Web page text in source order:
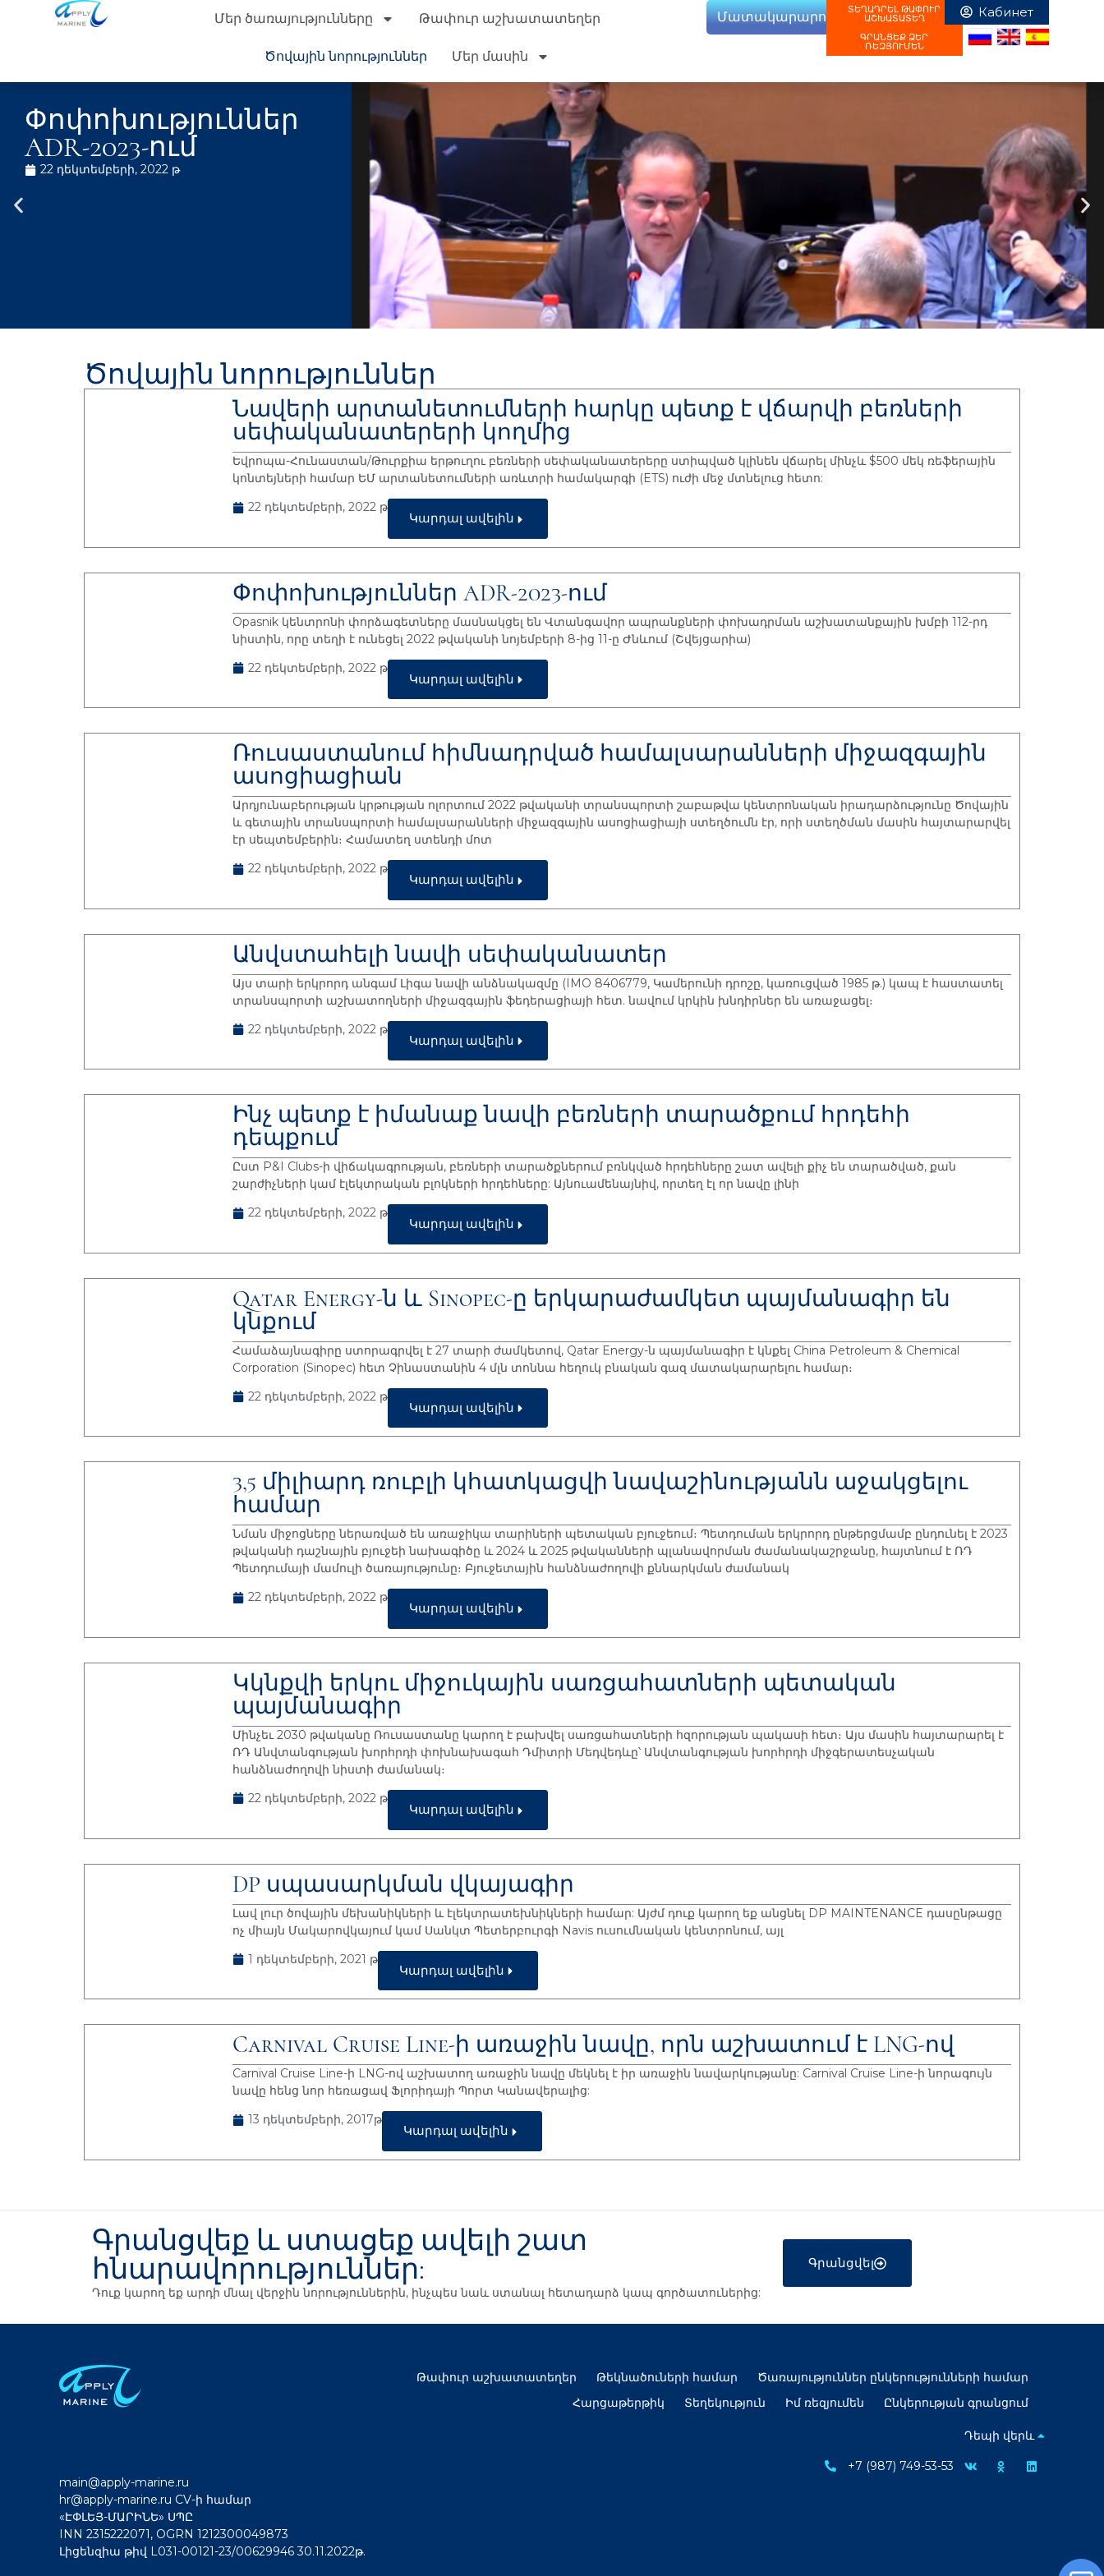
Մեր ծառայությունները Թափուր աշխատատեղեր
Ծովային նորություններ Մեր մասին
Մատակարարում ՏԵՂԱԴՐԵԼ ԹԱՓՈՒՐ
ԱՇԽԱՏԱՏԵՂ
ԳՐԱՆՑԵՔ ՁԵՐ
ՌԵԶՅՈՒՄԵՆ
Փոփոխություններ
ADR-2023-ում
22 դեկտեմբերի, 2022 թ
Ծովային նորություններ
Նավերի արտանետումների հարկը պետք է վճարվի բեռների
սեփականատերերի կողմից
Եվրոպա-Հունաստան/Թուրքիա երթուղու բեռների սեփականատերերը ստիպված կլինեն վճարել մինչև $500 մեկ ռեֆերային
կոնտեյների համար ԵՄ արտանետումների առևտրի համակարգի (ETS) ուժի մեջ մտնելուց հետո:
22 դեկտեմբերի, 2022 թ
Կարդալ ավելին
Փոփոխություններ ADR-2023-ում
Opasnik կենտրոնի փորձագետները մասնակցել են Վտանգավոր ապրանքների փոխադրման աշխատանքային խմբի 112-րդ
նիստին, որը տեղի է ունեցել 2022 թվականի նոյեմբերի 8-ից 11-ը Ժնևում (Շվեյցարիա)
22 դեկտեմբերի, 2022 թ
Կարդալ ավելին
Ռուսաստանում հիմնադրված համալսարանների միջազգային
ասոցիացիան
Արդյունաբերության կրթության ոլորտում 2022 թվականի տրանսպորտի շաբաթվա կենտրոնական իրադարձությունը Ծովային
և գետային տրանսպորտի համալսարանների միջազգային ասոցիացիայի ստեղծումն էր, որի ստեղծման մասին հայտարարվել
էր սեպտեմբերին։ Համատեղ ստենդի մոտ
22 դեկտեմբերի, 2022 թ
Կարդալ ավելին
Անվստահելի նավի սեփականատեր
Այս տարի երկրորդ անգամ Լիգա նավի անձնակազմը (IMO 8406779, Կամերունի դրոշը, կառուցված 1985 թ.) կապ է հաստատել
տրանսպորտի աշխատողների միջազգային ֆեդերացիայի հետ. նավում կրկին խնդիրներ են առաջացել։
22 դեկտեմբերի, 2022 թ
Կարդալ ավելին
Ինչ պետք է իմանաք նավի բեռների տարածքում հրդեհի
դեպքում
Ըստ P&I Clubs-ի վիճակագրության, բեռների տարածքներում բռնկված հրդեհները շատ ավելի քիչ են տարածված, քան
շարժիչների կամ էլեկտրական բլոկների հրդեհները: Այնուամենայնիվ, որտեղ էլ որ նավը լինի
22 դեկտեմբերի, 2022 թ
Կարդալ ավելին
Qatar Energy-ն և Sinopec-ը երկարաժամկետ պայմանագիր են
կնքում
Համաձայնագիրը ստորագրվել է 27 տարի ժամկետով, Qatar Energy-ն պայմանագիր է կնքել China Petroleum & Chemical
Corporation (Sinopec) հետ Չինաստանին 4 մլն տոննա հեղուկ բնական գազ մատակարարելու համար։
22 դեկտեմբերի, 2022 թ
Կարդալ ավելին
3,5 միլիարդ ռուբլի կհատկացվի նավաշինությանն աջակցելու
համար
Նման միջոցները ներառված են առաջիկա տարիների պետական բյուջեում։ Պետդուման երկրորդ ընթերցմամբ ընդունել է 2023
թվականի դաշնային բյուջեի նախագիծը և 2024 և 2025 թվականների պլանավորման ժամանակաշրջանը, հայտնում է ՌԴ
Պետդումայի մամուլի ծառայությունը։ Բյուջետային հանձնաժողովի քննարկման ժամանակ
22 դեկտեմբերի, 2022 թ
Կարդալ ավելին
Կկնքվի երկու միջուկային սառցահատների պետական
պայմանագիր
Մինչեւ 2030 թվականը Ռուսաստանը կարող է բախվել սառցահատների հզորության պակասի հետ։ Այս մասին հայտարարել է
ՌԴ Անվտանգության խորհրդի փոխնախագահ Դմիտրի Մեդվեդևը՝ Անվտանգության խորհրդի միջգերատեսչական
հանձնաժողովի նիստի ժամանակ։
22 դեկտեմբերի, 2022 թ
Կարդալ ավելին
DP սպասարկման վկայագիր
Լավ լուր ծովային մեխանիկների և էլեկտրատեխնիկների համար: Այժմ դուք կարող եք անցնել DP MAINTENANCE դասընթացը
ոչ միայն Մակարովկայում կամ Սանկտ Պետերբուրգի Navis ուսումնական կենտրոնում, այլ
1 դեկտեմբերի, 2021 թ
Կարդալ ավելին
Carnival Cruise Line-ի առաջին նավը, որն աշխատում է LNG-ով
Carnival Cruise Line-ի LNG-ով աշխատող առաջին նավը մեկնել է իր առաջին նավարկությանը: Carnival Cruise Line-ի նորագույն
նավը հենց նոր հեռացավ Ֆլորիդայի Պորտ Կանավերալից:
13 դեկտեմբերի, 2017թ
Կարդալ ավելին
Գրանցվեք և ստացեք ավելի շատ
հնարավորություններ:
Դուք կարող եք արդի մնալ վերջին նորություններին, ինչպես նաև ստանալ հետադարձ կապ գործատուներից:
Գրանցվել
Թափուր աշխատատեղեր Թեկնածուների համար
Ծառայություններ ընկերությունների համար
Հարցաթերթիկ
Տեղեկություն Իմ ռեզյումեն Ընկերության գրանցում
Դեպի վերև
main@apply-marine.ru
hr@apply-marine.ru CV-ի համար
«ԷՓԼԵՅ-ՄԱՐԻՆԵ» ՍՊԸ
INN 2315222071, OGRN 1212300049873
Լիցենզիա թիվ L031-00121-23/00629946 30.11.2022թ.
+7 (987) 749-53-53